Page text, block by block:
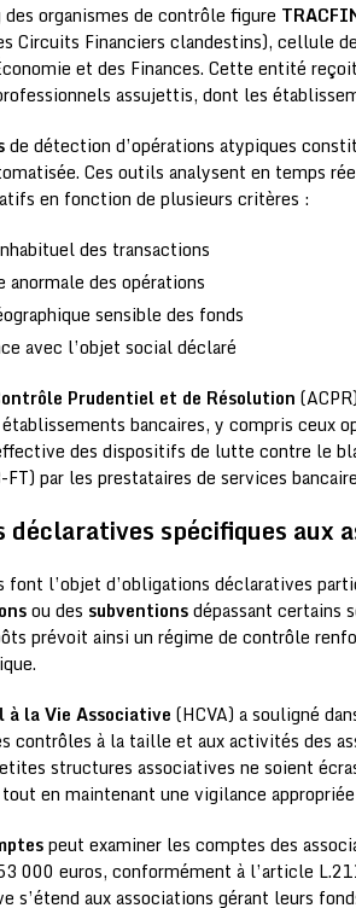
organismes de contrôle figure
Circuits Financiers clandestins), cellule
et des Finances. Cette entité
assujettis, dont les
de détection d’opérations atypiques
Ces outils analysent en temps
en fonction de plusieurs critères :
des transactions
anormale des opérations
sensible des fonds
avec l’objet social déclaré
Prudentiel et de Résolution
bancaires, y compris ceux
des dispositifs de lutte contre le
par les prestataires de services
déclaratives spécifiques aux
font l’objet d’obligations déclaratives
ou des subventionsdépassant certains
prévoit ainsi un régime de contrôle
à la Vie Associative (HCVA) a souligné
contrôles à la taille et aux activités des
structures associatives ne soient
en maintenant une vigilance
peut examiner les comptes des
000 euros, conformément à l’article
s’étend aux associations gérant leurs